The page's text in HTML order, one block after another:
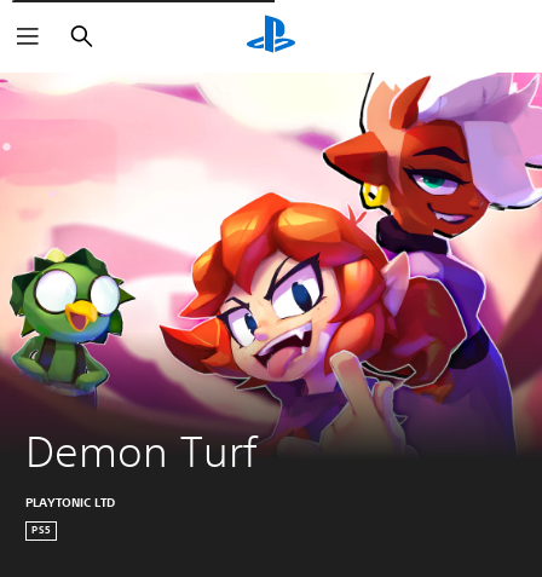
Søg
Demon Turf
PLAYTONIC LTD
PS5